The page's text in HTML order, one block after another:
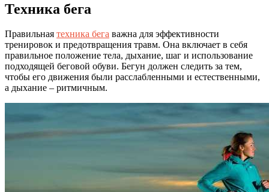
Техника бега
Правильная техника бега важна для эффективности
тренировок и предотвращения травм. Она включает в себя
правильное положение тела, дыхание, шаг и использование
подходящей беговой обуви. Бегун должен следить за тем,
чтобы его движения были расслабленными и естественными,
а дыхание – ритмичным.